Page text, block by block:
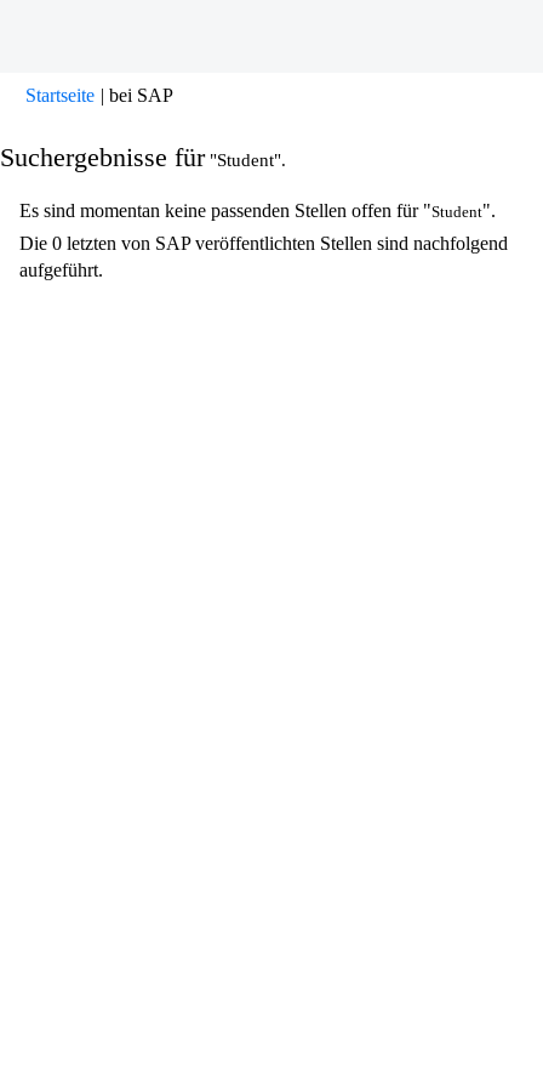
Startseite | bei SAP(aktuelle
Suchergebnisse für"Student".
Es sind momentan keine passenden Stellen offen für "Student".
Die 0 letzten von SAP veröffentlichten Stellen sind nachfolgend
aufgeführt.